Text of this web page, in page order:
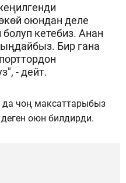
оюндан деле
кетебиз. Анан
Бир гана
- дейт.
чоң максаттарыбыз
оюн билдирди.